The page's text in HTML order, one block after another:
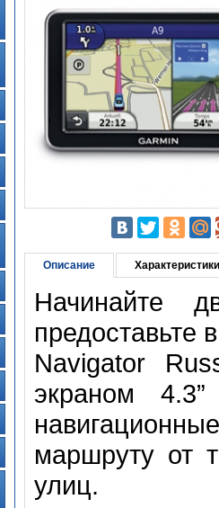
Описание Характеристики
Начинайте
предоставьте
Navigator
экраном
маршруту от
улиц.